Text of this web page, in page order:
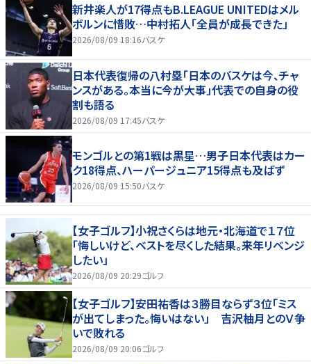
新井楽人が17得点もB.LEAGUE UNITEDはメル
ボルンに惜敗…中村拓人「全員が成長できた」
2026/08/09 18:16バスケ
日本代表復帰の八村塁「日本のバスケは今、チャ
ンスがある。本当に今が大事」代表での自身の役
割も語る
2026/08/09 17:45バスケ
モンゴルとの第1戦は黒星…男子日本代表はカー
ク18得点、ハーパージュニア15得点も及ばず
2026/08/09 15:50バスケ
【女子ゴルフ】小祝さくらは地元・北海道で１７位
「悔しいけど、ベストを尽くした結果。来年リベンジ
したい」
2026/08/09 20:29ゴルフ
【女子ゴルフ】安田祐香は３勝目ならず３位「ミス
が出てしまった。悔いはない」 吉沢柚月とのＶ争
いで敗れる
2026/08/09 20:06ゴルフ